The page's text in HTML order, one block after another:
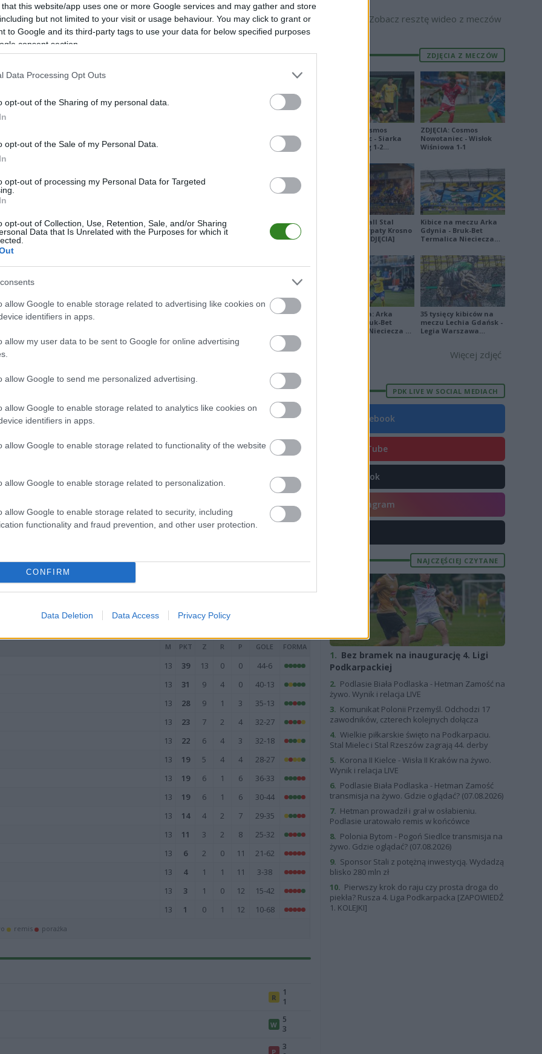
that this website/app uses one or more Google services and may gather and store
but not limited to your visit or usage behaviour. You may click to grant or
to Google and its third-party tags to use your data for below specified purposes
consent section.
Data Processing Opt Outs
opt-out of the Sharing of my personal data.
opt-out of the Sale of my Personal Data.
opt-out of processing my Personal Data for Targeted
opt-out of Collection, Use, Retention, Sale, and/or Sharing
Data that Is Unrelated with the Purposes for which it
allow Google to enable storage related to advertising like cookies on
identifiers in apps.
allow my user data to be sent to Google for online advertising
allow Google to send me personalized advertising.
allow Google to enable storage related to analytics like cookies on
identifiers in apps.
allow Google to enable storage related to functionality of the website
allow Google to enable storage related to personalization.
allow Google to enable storage related to security, including
functionality and fraud prevention, and other user protection.
CONFIRM
Data Deletion Data Access Privacy Policy
26 65 5 87-24
26 60 19 3 4 89-31
26 53 16 5 5 79-29
26 66-52
55-73
26 23 7 48-75
26 17 5 2
27-112
Z GOLE FORMA
1 54-18
41-21
13 27 8 3 2 39-17
13 23 7 2 4 30-19
13 14 4 2 25-34
13 13 4 1 20-38
remis porażka
M PKT Z R P GOLE FORMA
13 39 13 0 0 44-6
13 31 9 4 0 40-13
13 28 9 1 3 35-13
13 23 7 2 4 32-27
13 22 6 4 3 32-18
13 19 5 4 4 28-27
13 19 6 1 6 36-33
13 19 6 1 6 30-44
13 14 4 2 7 29-35
13 11 3 2 8 25-32
13 6 2 0 11 21-62
13 4 1 1 11 3-38
13 3 1 0 12 15-42
13 1 0 1 12 10-68
remis porażka
R
1
1
W
5
3
P
3
Zobacz resztę wideo z meczów
ZDJĘCIA Z MECZÓW
ZDJĘCIA: Cosmos
Nowotaniec - Siarka
Tarnobrzeg 1-2
ZDJĘCIA: Cosmos
Nowotaniec - Wisłok
Wiśniowa 1-1
Derby Ekoball Stal
Sanok - Karpaty Krosno
na remis [ZDJĘCIA]
Kibice na meczu Arka
Gdynia - Bruk-Bet
Termalica Nieciecza
Ekstraklasa: Arka
Gdynia - Bruk-Bet
Termalica Nieciecza 2-
35 tysięcy kibiców na
meczu Lechia Gdańsk -
Legia Warszawa
Więcej zdjęć
PDK LIVE W SOCIAL MEDIACH
Facebook
YouTube
TikTok
Instagram
NAJCZĘŚCIEJ CZYTANE
1. Bez bramek na inaugurację 4. Ligi
Podkarpackiej
2. Podlasie Biała Podlaska - Hetman Zamość na
żywo. Wynik i relacja LIVE
3. Komunikat Polonii Przemyśl. Odchodzi 17
zawodników, czterech kolejnych dołącza
4. Wielkie piłkarskie święto na Podkarpaciu.
Stal Mielec i Stal Rzeszów zagrają 44. derby
5. Korona II Kielce - Wisła II Kraków na żywo.
Wynik i relacja LIVE
6. Podlasie Biała Podlaska - Hetman Zamość
transmisja na żywo. Gdzie oglądać? (07.08.2026)
7. Hetman prowadził i grał w osłabieniu.
Podlasie uratowało remis w końcówce
8. Polonia Bytom - Pogoń Siedlce transmisja na
żywo. Gdzie oglądać? (07.08.2026)
9. Sponsor Stali z potężną inwestycją. Wydadzą
blisko 280 mln zł
10. Pierwszy krok do raju czy prosta droga do
piekła? Rusza 4. Liga Podkarpacka [ZAPOWIEDŹ
1. KOLEJKI]